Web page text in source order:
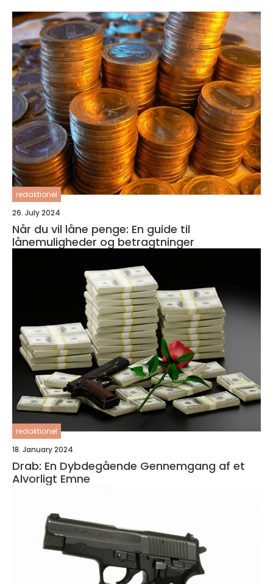
redaktionel
26. July 2024
Når du vil låne penge: En guide til
lånemuligheder og betragtninger
redaktionel
18. January 2024
Drab: En Dybdegående Gennemgang af et
Alvorligt Emne